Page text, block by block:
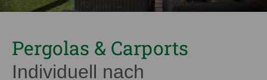
Pergolas & Carports
Individuell nach